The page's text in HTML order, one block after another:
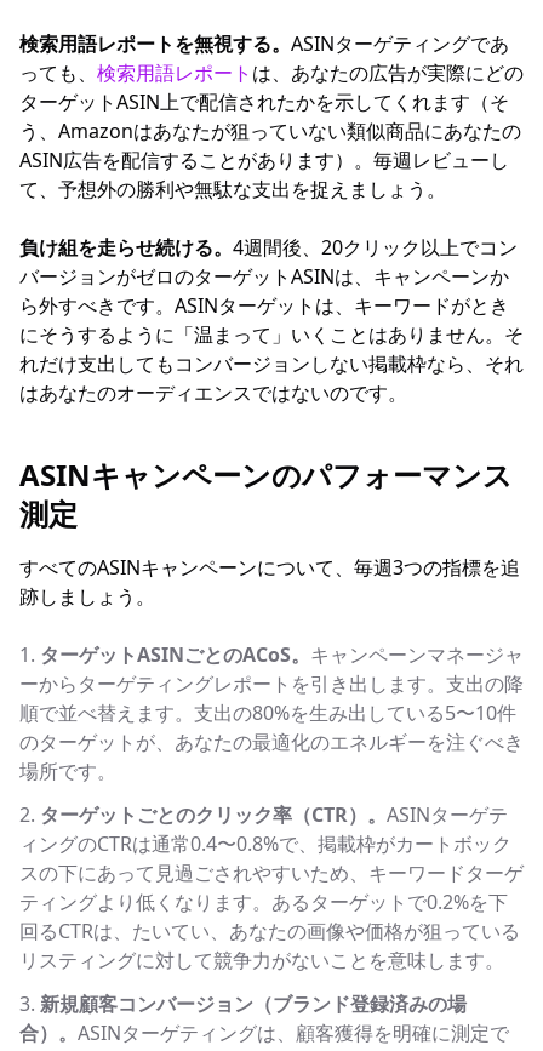
検索用語レポートを無視する。 ASINターゲティングであ
っても、 検索用語レポート は、あなたの広告が実際にどの
ターゲットASIN上で配信されたかを示してくれます（そ
う、Amazonはあなたが狙っていない類似商品にあなたの
ASIN広告を配信することがあります）。毎週レビューし
て、予想外の勝利や無駄な支出を捉えましょう。
負け組を走らせ続ける。 4週間後、20クリック以上でコン
バージョンがゼロのターゲットASINは、キャンペーンか
ら外すべきです。ASINターゲットは、キーワードがとき
にそうするように「温まって」いくことはありません。そ
れだけ支出してもコンバージョンしない掲載枠なら、それ
はあなたのオーディエンスではないのです。
ASINキャンペーンのパフォーマンス
測定
すべてのASINキャンペーンについて、毎週3つの指標を追
跡しましょう。
ターゲットASINごとのACoS。 キャンペーンマネージャ
ーからターゲティングレポートを引き出します。支出の降
順で並べ替えます。支出の80%を生み出している5〜10件
のターゲットが、あなたの最適化のエネルギーを注ぐべき
場所です。
ターゲットごとのクリック率（CTR）。 ASINターゲテ
ィングのCTRは通常0.4〜0.8%で、掲載枠がカートボック
スの下にあって見過ごされやすいため、キーワードターゲ
ティングより低くなります。あるターゲットで0.2%を下
回るCTRは、たいてい、あなたの画像や価格が狙っている
リスティングに対して競争力がないことを意味します。
新規顧客コンバージョン（ブランド登録済みの場
合）。 ASINターゲティングは、顧客獲得を明確に測定で